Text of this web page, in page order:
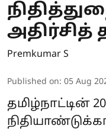
Premkumar S
Published on: 05 Aug
தமிழ்நாட்டின்